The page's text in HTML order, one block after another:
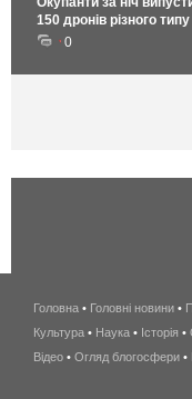
150 дронів різного типу
0
Головна • Головні новини •
Культура • Наука • Історія •
Відео • Огляд блогосфери •